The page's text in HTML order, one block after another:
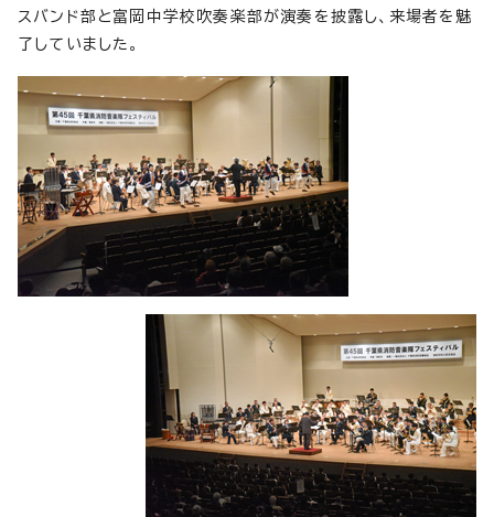
スバンド部と富岡中学校吹奏楽部が演奏を披露し、来場者を魅
了していました。